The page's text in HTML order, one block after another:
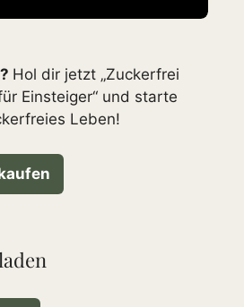
Hol dir jetzt „Zuckerfrei
Einsteiger“ und starte
Leben!